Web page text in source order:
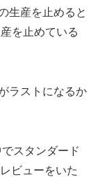
生産を止めると
を止めている
ラストになるか
スタンダード
ビューをいた